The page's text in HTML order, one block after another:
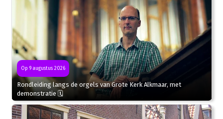
Op 9 augustus 2026
Rondleiding langs de orgels van Grote Kerk Alkmaar, met
demonstratie 🗓